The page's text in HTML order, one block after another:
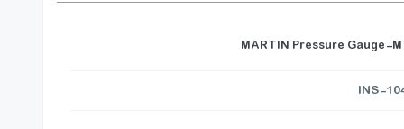
MARTIN Pressure Gauge-